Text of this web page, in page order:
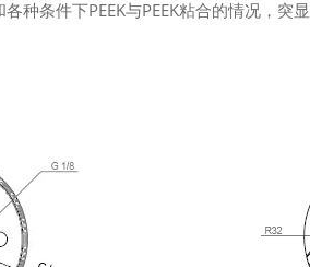
条件下PEEK与PEEK粘合的情况，突